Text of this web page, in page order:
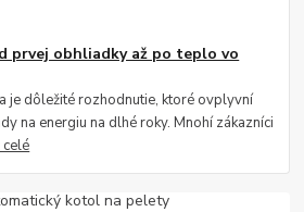
prvej obhliadky až po teplo vo
je dôležité rozhodnutie, ktoré ovplyvní
na energiu na dlhé roky. Mnohí zákazníci